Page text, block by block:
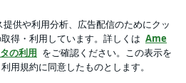
場！生成AI！ | 生成AI投資顧問を
ニカル分析やファンダメンタルに
自己裁量抜きで楽々トレード！
ブログの更新通知
を受け取りまし
開く